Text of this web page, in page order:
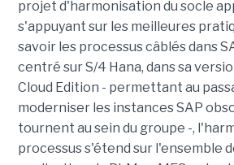
projet d'harmonisation du socle
s'appuyant sur les meilleures
savoir les processus câblés dans
centré sur S/4 Hana, dans sa
Cloud Edition - permettant au
moderniser les instances SAP
tournent au sein du groupe -,
processus s'étend sur l'ensemble